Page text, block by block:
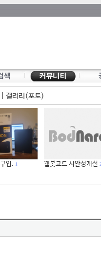
| 갤러리(포토)
입. 1 웹봇코드 시안성개선 2